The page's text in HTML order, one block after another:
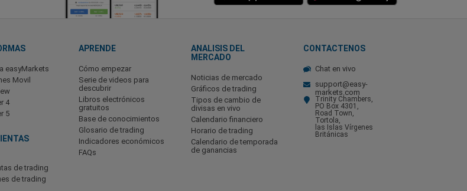
easyMarkets
Movil
4
5
de trading
de trading
APRENDE
Cómo empezar
Serie de videos para
descubrir
Libros electrónicos
gratuitos
Base de conocimientos
Glosario de trading
Indicadores económicos
FAQs
ANALISIS DEL
MERCADO
Noticias de mercado
Gráficos de trading
Tipos de cambio de
divisas en vivo
Calendario financiero
Horario de trading
Calendario de temporada
de ganancias
CONTACTENOS
Chat en vivo
support@easy-
markets.com
Trinity Chambers,
PO Box 4301,
Road Town,
Tortola,
las Islas Vírgenes
Británicas